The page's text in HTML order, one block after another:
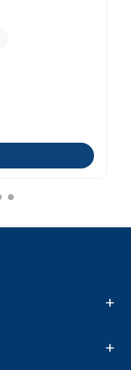
+
+